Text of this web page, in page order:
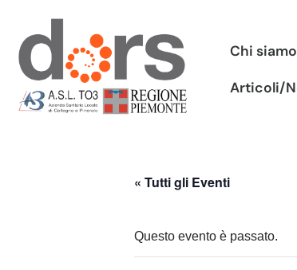
Vai
al
contenuto
Chi siamo
Articoli/
« Tutti gli Eventi
Questo evento è passato.